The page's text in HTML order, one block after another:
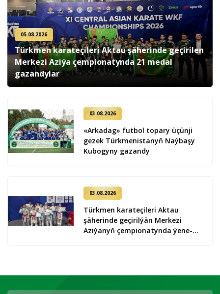
05.08.2026
Türkmen karateçileri Aktau şäherinde geçirilen
Merkezi Aziýa çempionatynda 21 medal
gazandylar
03.08.2026
«Arkadag» futbol topary üçünji
gezek Türkmenistanyň Naýbaşy
Kubogyny gazandy
03.08.2026
Türkmen karateçileri Aktau
şäherinde geçirilýän Merkezi
Aziýanyň çempionatynda ýene-de